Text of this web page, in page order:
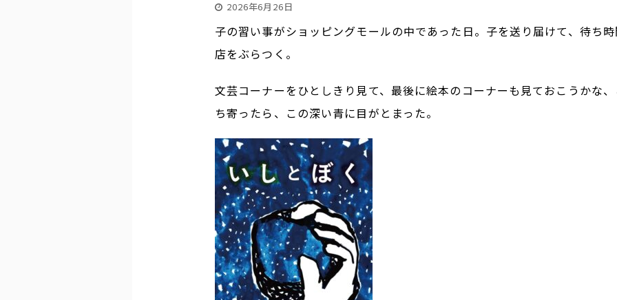
2026年6月26日
子の習い事がショッピングモールの中であった日。子を送り届けて、待ち
店をぶらつく。
文芸コーナーをひとしきり見て、最後に絵本のコーナーも見ておこうかな
ち寄ったら、この深い青に目がとまった。